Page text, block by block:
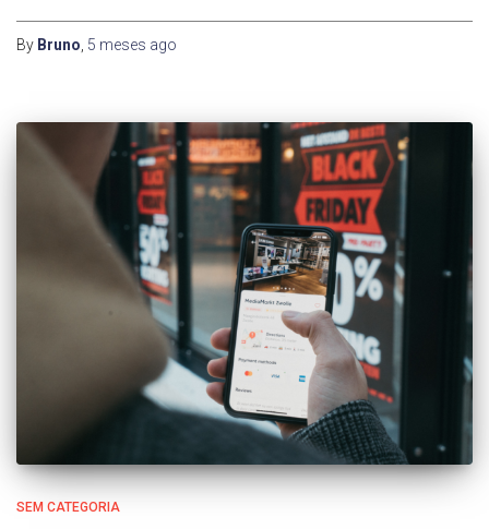
By Bruno, 5 meses ago
SEM CATEGORIA